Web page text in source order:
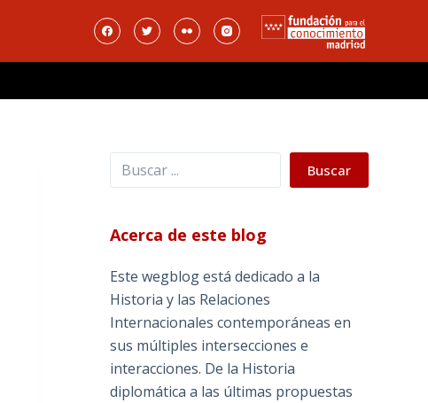
Buscar Buscar
Acerca de este blog
Este wegblog está dedicado a la
Historia y las Relaciones
Internacionales contemporáneas en
sus múltiples intersecciones e
interacciones. De la Historia
diplomática a las últimas propuestas